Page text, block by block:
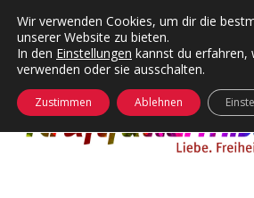
Kategorien
24 Hours
Die Wende
KFMW-Disco
Dates
öffnen
Wir verwenden Cookies, um dir die
unserer Website zu bieten.
In den Einstellungen kannst du erfahren,
verwenden oder sie ausschalten.
Zustimmen Ablehnen